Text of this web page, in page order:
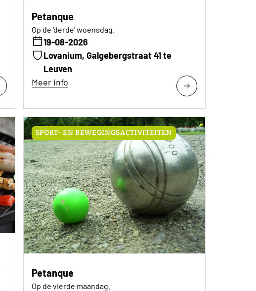
Petanque
Op de 'derde' woensdag.
19-08-2026
Lovanium, Galgebergstraat 41 te
Leuven
Meer info
SPORT- EN BEWEGINGSACTIVITEITEN
Petanque
Op de vierde maandag.